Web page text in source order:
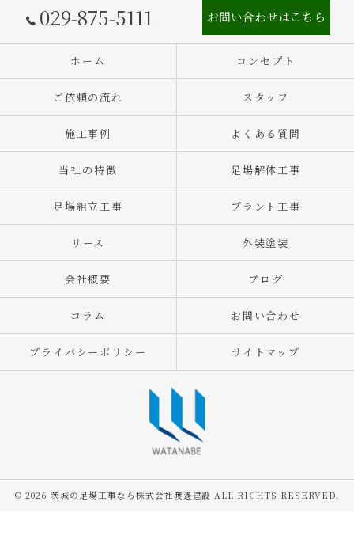
029-875-5111 お問い合わせはこちら
ホーム コンセプト
ご依頼の流れ スタッフ
施工事例 よくある質問
当社の特徴 足場解体工事
足場組立工事 プラント工事
リース 外装塗装
会社概要 ブログ
コラム お問い合わせ
プライバシーポリシー サイトマップ
© 2026 茨城の足場工事なら株式会社渡邊建設 ALL RIGHTS RESERVED.